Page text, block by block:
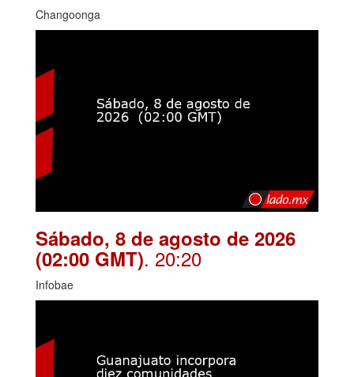
Changoonga
Sábado, 8 de agosto de 2026
(02:00 GMT). 20:20
Infobae